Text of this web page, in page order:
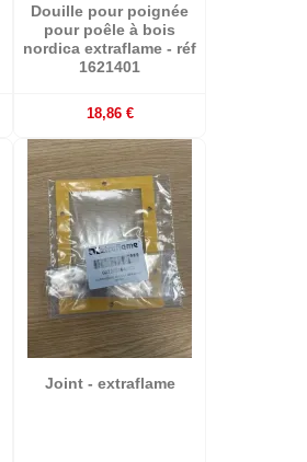
Douille pour poignée
pour poêle à bois
nordica extraflame - réf
1621401
18,86 €
Joint - extraflame